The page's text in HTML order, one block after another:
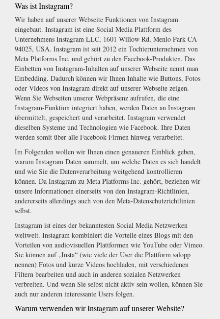
Was ist Instagram?
Wir haben auf unserer Webseite Funktionen von Instagram
eingebaut. Instagram ist eine Social Media Plattform des
Unternehmens Instagram LLC, 1601 Willow Rd, Menlo Park CA
94025, USA. Instagram ist seit 2012 ein Tochterunternehmen von
Meta Platforms Inc. und gehört zu den Facebook-Produkten. Das
Einbetten von Instagram-Inhalten auf unserer Webseite nennt man
Embedding. Dadurch können wir Ihnen Inhalte wie Buttons, Fotos
oder Videos von Instagram direkt auf unserer Webseite zeigen.
Wenn Sie Webseiten unserer Webpräsenz aufrufen, die eine
Instagram-Funktion integriert haben, werden Daten an Instagram
übermittelt, gespeichert und verarbeitet. Instagram verwendet
dieselben Systeme und Technologien wie Facebook. Ihre Daten
werden somit über alle Facebook-Firmen hinweg verarbeitet.
Im Folgenden wollen wir Ihnen einen genaueren Einblick geben,
warum Instagram Daten sammelt, um welche Daten es sich handelt
und wie Sie die Datenverarbeitung weitgehend kontrollieren
können. Da Instagram zu Meta Platforms Inc. gehört, beziehen wir
unsere Informationen einerseits von den Instagram-Richtlinien,
andererseits allerdings auch von den Meta-Datenschutzrichtlinien
selbst.
Instagram ist eines der bekanntesten Social Media Netzwerken
weltweit. Instagram kombiniert die Vorteile eines Blogs mit den
Vorteilen von audiovisuellen Plattformen wie YouTube oder Vimeo.
Sie können auf „Insta“ (wie viele der User die Plattform salopp
nennen) Fotos und kurze Videos hochladen, mit verschiedenen
Filtern bearbeiten und auch in anderen sozialen Netzwerken
verbreiten. Und wenn Sie selbst nicht aktiv sein wollen, können Sie
auch nur anderen interessante Users folgen.
Warum verwenden wir Instagram auf unserer Website?